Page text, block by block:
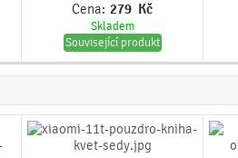
Cena: 279 Kč
Skladem
Související produkt